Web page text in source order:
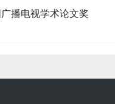
播电视学术论文奖